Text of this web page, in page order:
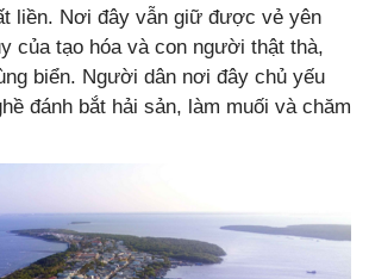
liền. Nơi đây vẫn giữ được vẻ yên
của tạo hóa và con người thật thà,
biển. Người dân nơi đây chủ yếu
đánh bắt hải sản, làm muối và chăm